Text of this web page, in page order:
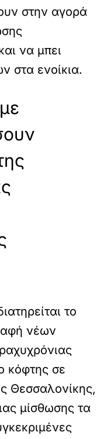
στην αγορά
να μπει
στα ενοίκια.
το
νέων
κόφτης σε
Θεσσαλονίκης,
μίσθωσης τα